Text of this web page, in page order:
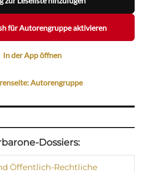
für Autorengruppe aktivieren
In der App öffnen
Autorengruppe
Dossiers:
Öffentlich-Rechtliche